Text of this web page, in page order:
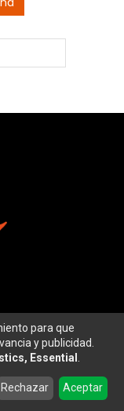
Account
para que
y publicidad.
Essential
Rechazar Aceptar